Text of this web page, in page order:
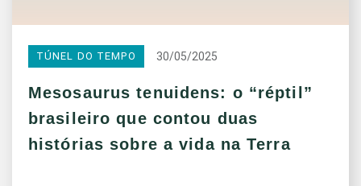
TÚNEL DO TEMPO 30/05/2025
Mesosaurus tenuidens: o “réptil”
brasileiro que contou duas
histórias sobre a vida na Terra